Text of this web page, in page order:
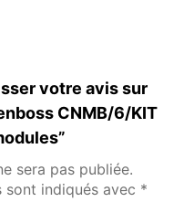
votre avis sur
CNMB/6/KIT
sera pas publiée.
sont indiqués avec *